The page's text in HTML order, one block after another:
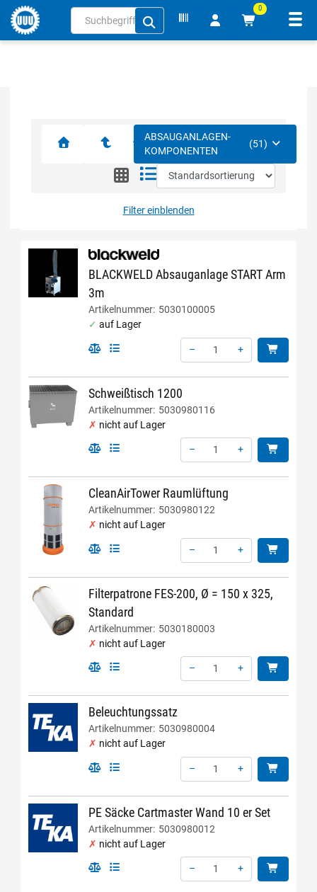
0
ABSAUGANLAGEN-
KOMPONENTEN
(51)
Filter einblenden
BLACKWELD Absauganlage START Arm
3m
Artikelnummer: 5030100005
auf Lager
–
+
Schweißtisch 1200
Artikelnummer: 5030980116
nicht auf Lager
–
+
CleanAirTower Raumlüftung
Artikelnummer: 5030980122
nicht auf Lager
–
+
Filterpatrone FES-200, Ø = 150 x 325,
Standard
Artikelnummer: 5030180003
nicht auf Lager
–
+
Beleuchtungssatz
Artikelnummer: 5030980004
nicht auf Lager
–
+
PE Säcke Cartmaster Wand 10 er Set
Artikelnummer: 5030980012
nicht auf Lager
–
+